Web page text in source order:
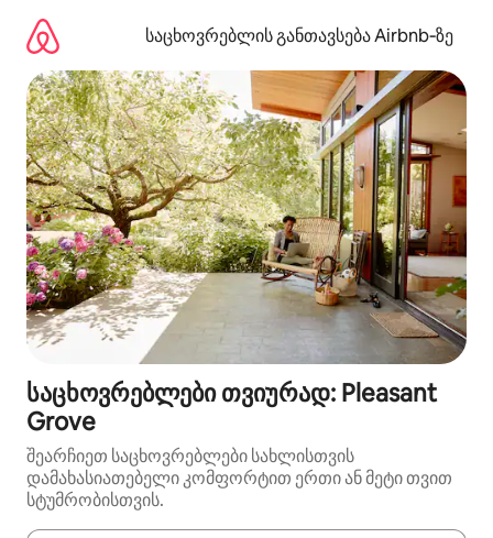
გადასვლა
საცხოვრებლის განთავსება Airbnb‑ზე
საცხოვრებლები თვიურად: Pleasant
Grove
შეარჩიეთ საცხოვრებლები სახლისთვის
დამახასიათებელი კომფორტით ერთი ან მეტი თვით
სტუმრობისთვის.